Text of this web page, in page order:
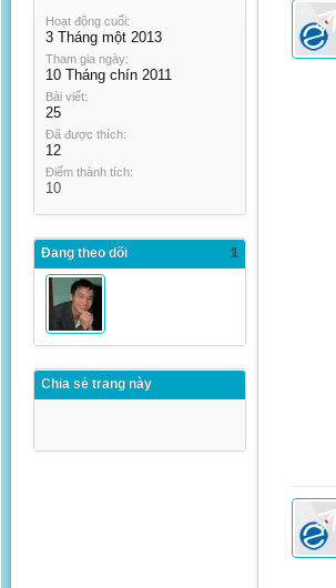
Hoạt động cuối:
3 Tháng một 2013
Tham gia ngày:
10 Tháng chín 2011
Bài viết:
25
Đã được thích:
12
Điểm thành tích:
10
Đang theo dõi 1
Chia sẻ trang này